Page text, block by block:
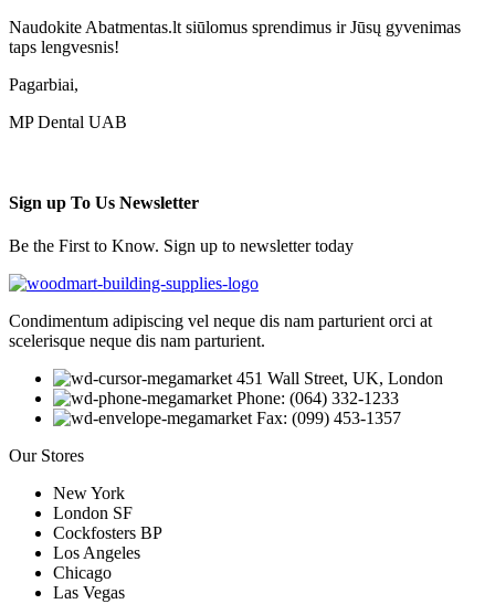
Naudokite Abatmentas.lt siūlomus sprendimus ir Jūsų gyvenimas
taps lengvesnis!
Pagarbiai,
MP Dental UAB
Sign up To Us Newsletter
Be the First to Know. Sign up to newsletter today
Condimentum adipiscing vel neque dis nam parturient orci at
scelerisque neque dis nam parturient.
451 Wall Street, UK, London
Phone: (064) 332-1233
Fax: (099) 453-1357
Our Stores
New York
London SF
Cockfosters BP
Los Angeles
Chicago
Las Vegas